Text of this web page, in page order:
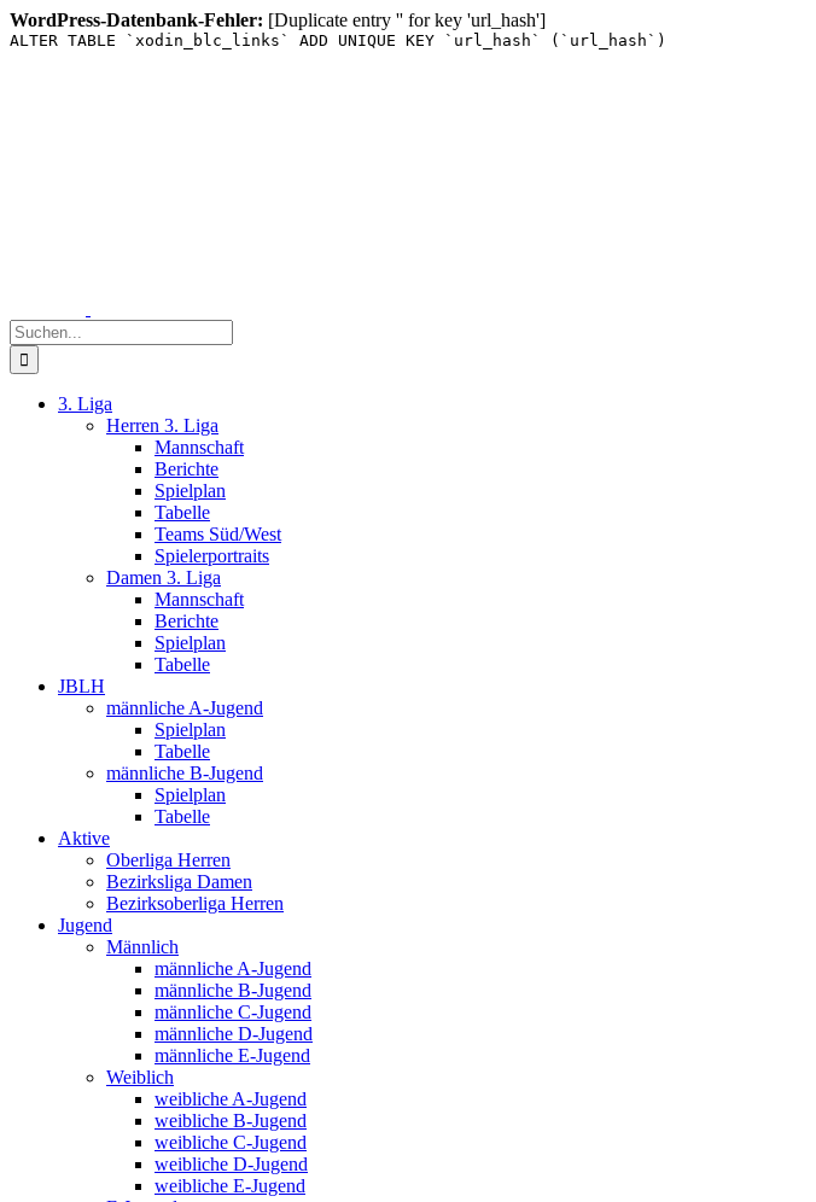
WordPress-Datenbank-Fehler: [Duplicate entry '' for key 'url_hash']
ALTER TABLE `xodin_blc_links` ADD UNIQUE KEY `url_hash` (`url_hash`)
Suche
nach:
3. Liga
Herren 3. Liga
Mannschaft
Berichte
Spielplan
Tabelle
Teams Süd/West
Spielerportraits
Damen 3. Liga
Mannschaft
Berichte
Spielplan
Tabelle
JBLH
männliche A-Jugend
Spielplan
Tabelle
männliche B-Jugend
Spielplan
Tabelle
Aktive
Oberliga Herren
Bezirksliga Damen
Bezirksoberliga Herren
Jugend
Männlich
männliche A-Jugend
männliche B-Jugend
männliche C-Jugend
männliche D-Jugend
männliche E-Jugend
Weiblich
weibliche A-Jugend
weibliche B-Jugend
weibliche C-Jugend
weibliche D-Jugend
weibliche E-Jugend